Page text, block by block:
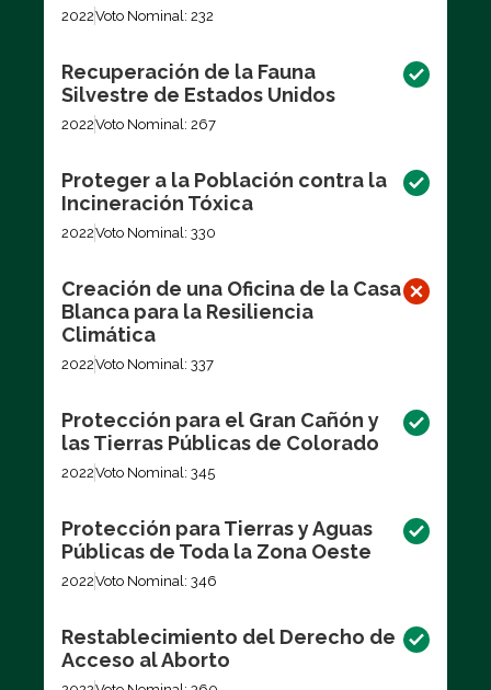
2022Voto Nominal: 232
Recuperación de la Fauna
Silvestre de Estados Unidos
2022Voto Nominal: 267
Proteger a la Población contra la
Incineración Tóxica
2022Voto Nominal: 330
Creación de una Oficina de la Casa
Blanca para la Resiliencia
Climática
2022Voto Nominal: 337
Protección para el Gran Cañón y
las Tierras Públicas de Colorado
2022Voto Nominal: 345
Protección para Tierras y Aguas
Públicas de Toda la Zona Oeste
2022Voto Nominal: 346
Restablecimiento del Derecho de
Acceso al Aborto